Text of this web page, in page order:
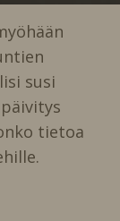
susi
tietoa